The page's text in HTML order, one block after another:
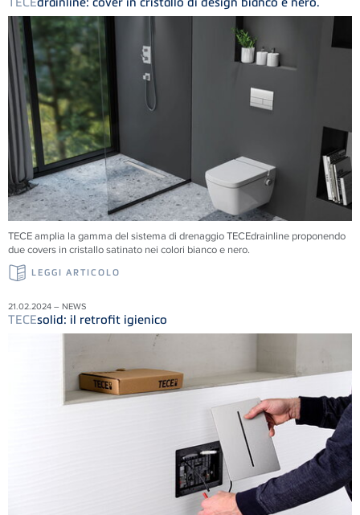
TECE amplia la gamma del sistema di drenaggio TECEdrainline proponendo
due covers in cristallo satinato nei colori bianco e nero.
LEGGI ARTICOLO
21.02.2024 – NEWS
TECEsolid: il retrofit igienico